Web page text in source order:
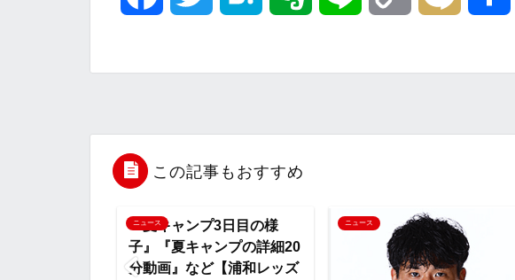
b
o
t
r
n
n
この記事もおすすめ
ニュース
『夏キャンプ3日目の様
子』『夏キャンプの詳細20
分動画』など【浦和レッズ
ニュース